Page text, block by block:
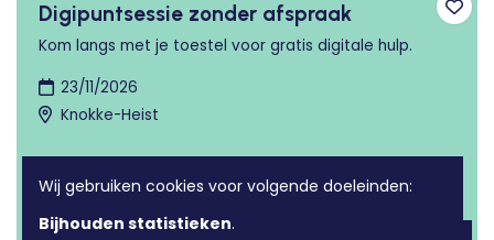
Digipuntsessie zonder afspraak
Kom langs met je toestel voor gratis digitale hulp.
23/11/2026
Knokke-Heist
Wij gebruiken cookies voor volgende doeleinden:
Bijhouden statistieken.